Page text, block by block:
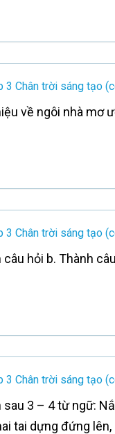
3 Chân trời sáng tạo
về ngôi nhà mơ
3 Chân trời sáng tạo
câu hỏi b. Thành
3 Chân trời sáng tạo
3 – 4 từ ngữ:
tai dựng đứng